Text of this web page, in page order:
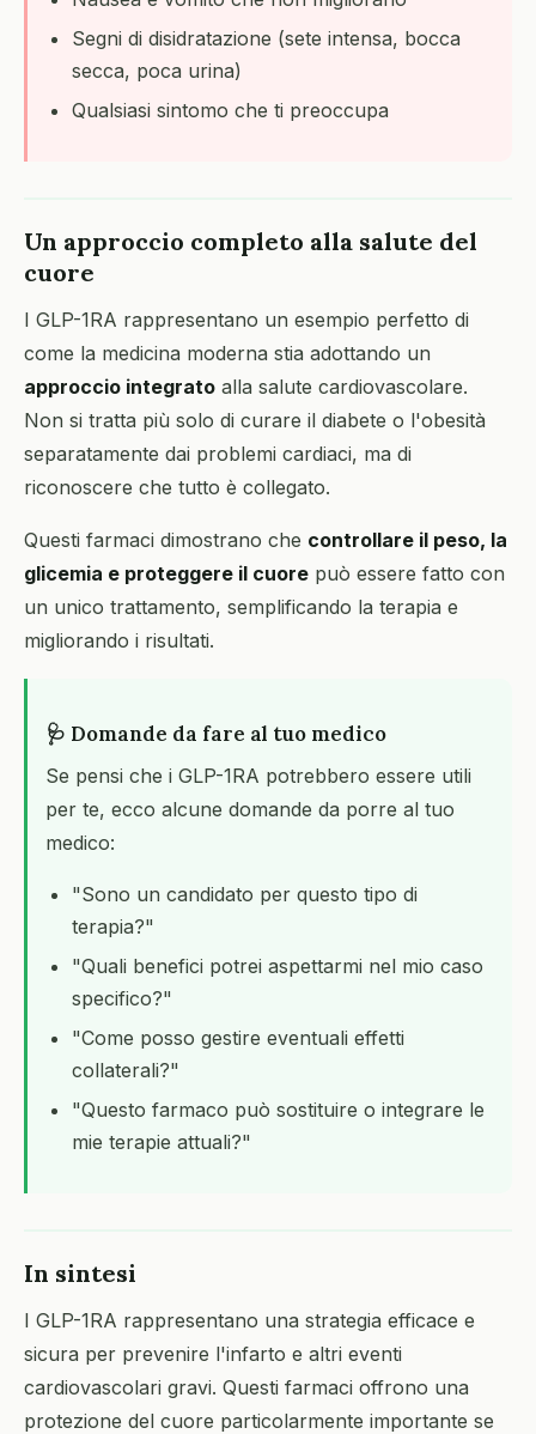
Segni di disidratazione (sete intensa, bocca
secca, poca urina)
Qualsiasi sintomo che ti preoccupa
Un approccio completo alla salute del
cuore
I GLP-1RA rappresentano un esempio perfetto di
come la medicina moderna stia adottando un
approccio integrato alla salute cardiovascolare.
Non si tratta più solo di curare il diabete o l'obesità
separatamente dai problemi cardiaci, ma di
riconoscere che tutto è collegato.
Questi farmaci dimostrano che controllare il peso, la
glicemia e proteggere il cuore può essere fatto con
un unico trattamento, semplificando la terapia e
migliorando i risultati.
🩺 Domande da fare al tuo medico
Se pensi che i GLP-1RA potrebbero essere utili
per te, ecco alcune domande da porre al tuo
medico:
"Sono un candidato per questo tipo di
terapia?"
"Quali benefici potrei aspettarmi nel mio caso
specifico?"
"Come posso gestire eventuali effetti
collaterali?"
"Questo farmaco può sostituire o integrare le
mie terapie attuali?"
In sintesi
I GLP-1RA rappresentano una strategia efficace e
sicura per prevenire l'infarto e altri eventi
cardiovascolari gravi. Questi farmaci offrono una
protezione del cuore particolarmente importante se